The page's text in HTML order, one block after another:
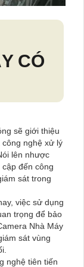
CÓ
sẽ giới thiệu
nghệ xử lý
lên nhược
đến công
sát trong
việc sử dụng
trọng để bảo
Nhà Máy
sát vùng
nghệ tiên tiến